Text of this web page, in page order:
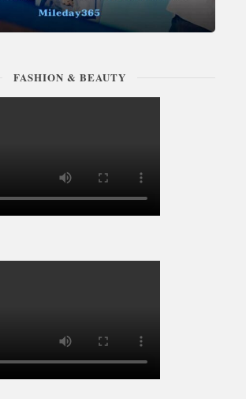
FASHION & BEAUTY